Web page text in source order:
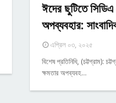
ঈদের ছুটিতে
অপব্যবহার:
এপ্রিল ০৩, ২০২৫
বিশেষ প্রতিনিধি, (চট্টগ্রাম):
ক্ষমতার অপব্যবহ…